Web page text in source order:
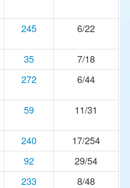
245 6/22
35
7/18
272 6/44
59 11/31
240
17/254
92
29/54
233
8/48